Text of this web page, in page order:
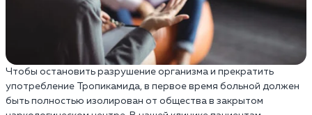
Чтобы остановить разрушение организма и прекратить
употребление Тропикамида, в первое время больной должен
быть полностью изолирован от общества в закрытом